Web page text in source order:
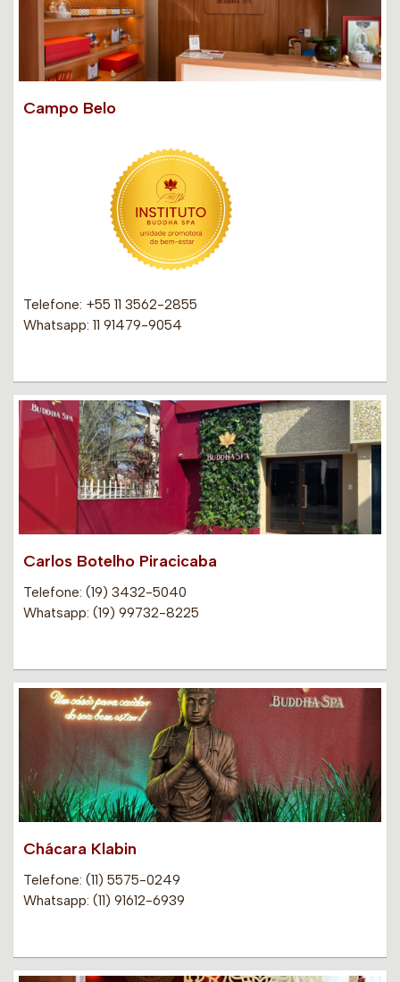
Campo Belo
Telefone: +55 11 3562-2855
Whatsapp: 11 91479-9054
Carlos Botelho Piracicaba
Telefone: (19) 3432-5040
Whatsapp: (19) 99732-8225
Chácara Klabin
Telefone: (11) 5575-0249
Whatsapp: (11) 91612-6939